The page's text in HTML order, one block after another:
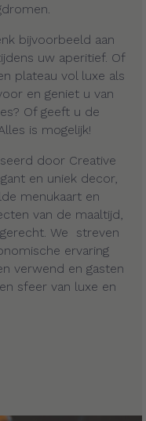
bijvoorbeeld aan
uw aperitief. Of
plateau vol luxe als
en geniet u van
Of geeft u de
is mogelijk!
door Creative
en uniek decor,
menukaart en
van de maaltijd,
We streven
ervaring
verwend en gasten
sfeer van luxe en